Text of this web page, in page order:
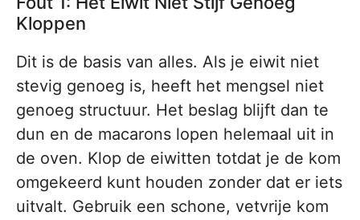
Kloppen
Dit is de basis van alles. Als je eiwit niet
stevig genoeg is, heeft het mengsel niet
genoeg structuur. Het beslag blijft dan te
dun en de macarons lopen helemaal uit in
de oven. Klop de eiwitten totdat je de kom
omgekeerd kunt houden zonder dat er iets
uitvalt. Gebruik een schone, vetvrije kom